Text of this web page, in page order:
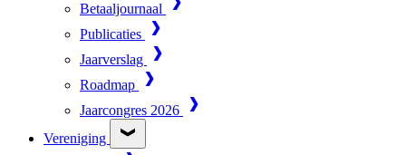
Betaaljournaal
Publicaties
Jaarverslag
Roadmap
Jaarcongres 2026
Vereniging